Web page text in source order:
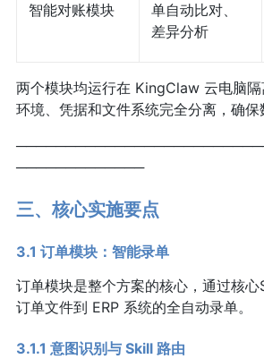
智能对账模块
单自动比对、
差异分析
两个模块均运行在 KingClaw 云电脑
环境、凭据和文件系统完全分离，确保
─────────────
三、核心实施要点
3.1 订单模块：智能录单
订单模块是整个方案的核心，通过核
订单文件到 ERP 系统的全自动录单。
3.1.1 意图识别与 Skill 路由